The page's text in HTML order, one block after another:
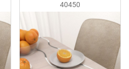
40450